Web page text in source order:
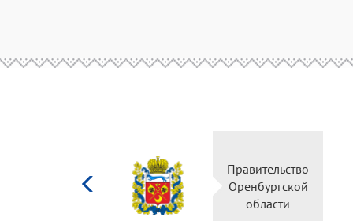
Министерство
культуры
Российской
федерации